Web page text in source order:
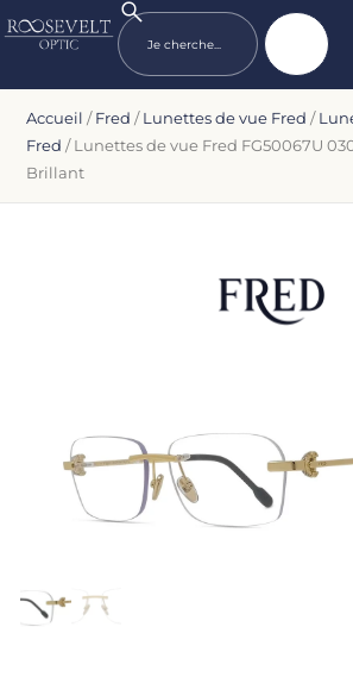
Accueil /Fred /Lunettes de vue Fred /
Fred / Lunettes de vue Fred FG50067U
Brillant